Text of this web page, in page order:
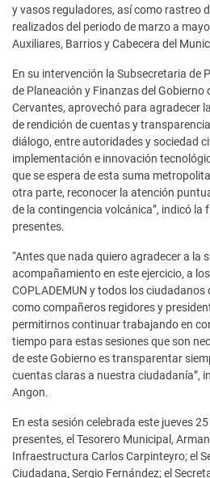
y vasos reguladores, así como rastreo
realizados del periodo de marzo a
Auxiliares, Barrios y Cabecera del
En su intervención la Subsecretaria de
de Planeación y Finanzas del Gobierno
Cervantes, aprovechó para agradecer
de rendición de cuentas y
diálogo, entre autoridades y sociedad
implementación e innovación
que se espera de esta suma
otra parte, reconocer la atención
de la contingencia volcánica”, indicó la
presentes.
“Antes que nada quiero agradecer a la
acompañamiento en este ejercicio, a
COPLADEMUN y todos los ciudadanos
como compañeros regidores y
permitirnos continuar trabajando en
tiempo para estas sesiones que son
de este Gobierno es transparentar
cuentas claras a nuestra ciudadanía”,
Angon.
En esta sesión celebrada este jueves
presentes, el Tesorero Municipal,
Infraestructura Carlos Carpinteyro; el
Ciudadana, Sergio Fernández; el